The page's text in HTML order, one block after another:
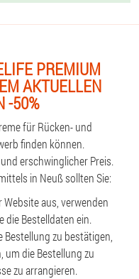
PREMIUM
AKTUELLEN
-50%
für Rücken- und
finden können.
erschwinglicher Preis.
in Neuß sollten Sie:
aus, verwenden
die Bestelldaten ein.
zu bestätigen,
um die Bestellung zu
zu arrangieren.